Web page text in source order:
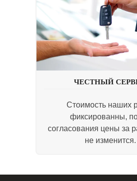
ЧЕСТНЫЙ
Стоимость наших
фиксированны,
согласования цены за
не изменится.